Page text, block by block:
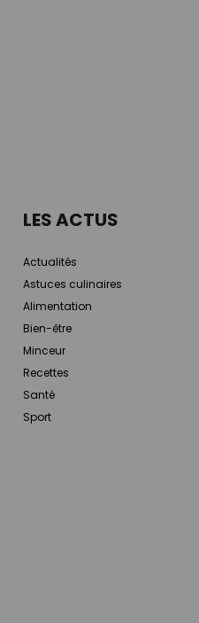
LES ACTUS
Actualités
Astuces culinaires
Alimentation
Bien-être
Minceur
Recettes
Santé
Sport